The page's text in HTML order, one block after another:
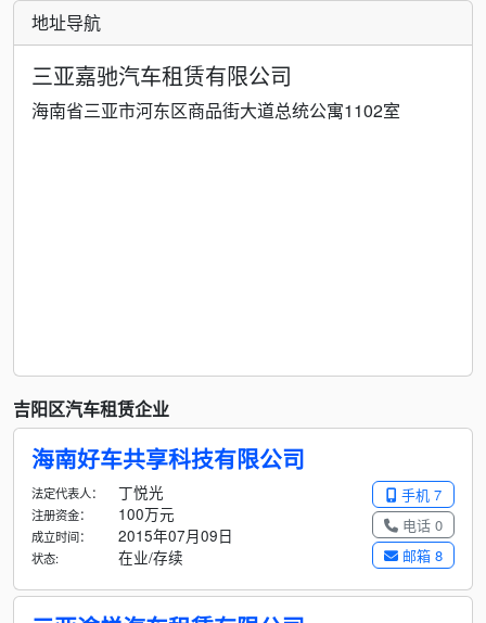
地址导航
三亚嘉驰汽车租赁有限公司
海南省三亚市河东区商品街大道总统公寓1102室
吉阳区汽车租赁企业
海南好车共享科技有限公司
手机 7
电话 0
邮箱 8
法定代表人： 丁悦光
注册资金： 100万元
成立时间： 2015年07月09日
状态: 在业/存续